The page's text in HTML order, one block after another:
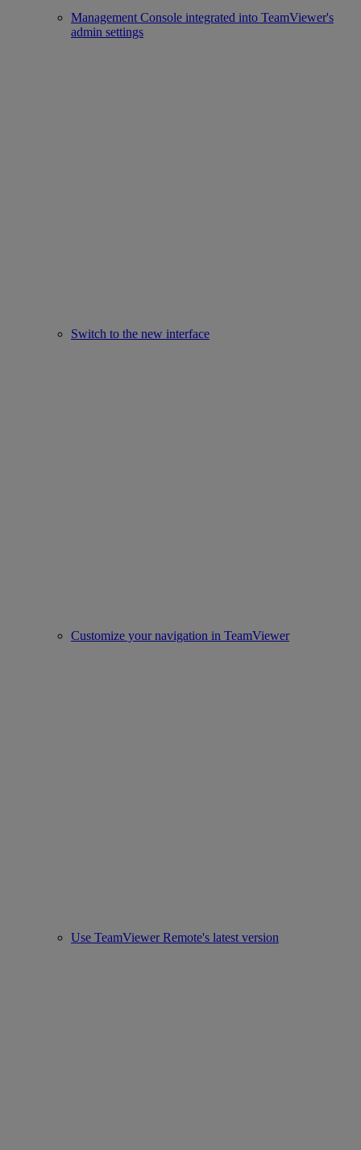
Management Console integrated into TeamViewer's
admin settings
Switch to the new interface
Customize your navigation in TeamViewer
Use TeamViewer Remote's latest version